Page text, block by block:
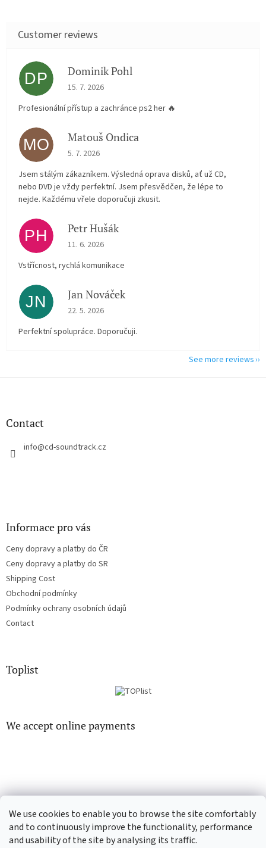
We use cookies to enable you to browse the site comfortably
and to continuously improve the functionality, performance
and usability of the site by analysing its traffic.
DP Dominik Pohl
The store rating is 5 out of 5 stars.
15. 7. 2026
Profesionální přístup a zachránce ps2 her 🔥
MO Matouš Ondica
The store rating is 5 out of 5 stars.
5. 7. 2026
Jsem stálým zákazníkem. Výsledná oprava disků, ať už CD,
nebo DVD je vždy perfektní. Jsem přesvědčen, že lépe to
nejde. Každému vřele doporučuji zkusit.
PH Petr Hušák
The store rating is 5 out of 5 stars.
11. 6. 2026
Vstřícnost, rychlá komunikace
JN Jan Nováček
The store rating is 5 out of 5 stars.
22. 5. 2026
Perfektní spolupráce. Doporučuji.
See more reviews
F
Contact
info@cd-soundtrack.cz
Informace pro vás
Ceny dopravy a platby do ČR
Ceny dopravy a platby do SR
Shipping Cost
Obchodní podmínky
Podmínky ochrany osobních údajů
Contact
Toplist
We accept online payments